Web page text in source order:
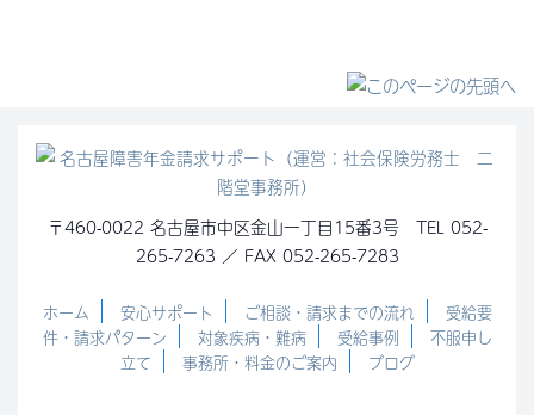
〒460-0022 名古屋市中区金山一丁目15番3号 TEL 052-
265-7263 ／ FAX 052-265-7283
ホーム 安心サポート ご相談・請求までの流れ
受給要
件・請求パターン
対象疾病・難病 受給事例
不服申し
立て
事務所・料金のご案内 ブログ